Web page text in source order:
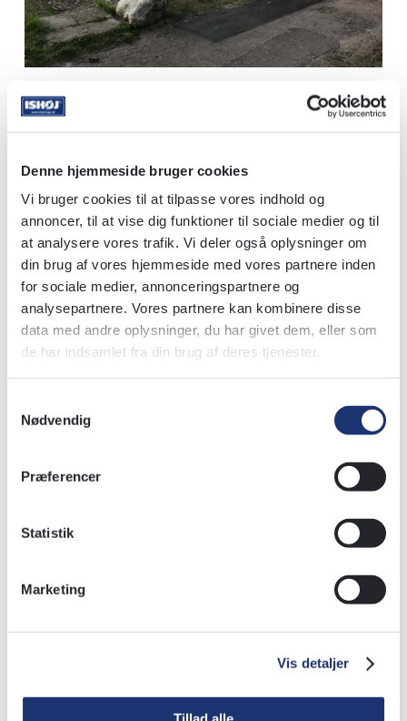
Denne hjemmeside bruger cookies
Vi bruger cookies til at tilpasse vores indhold og
annoncer, til at vise dig funktioner til sociale medier og til
at analysere vores trafik. Vi deler også oplysninger om
din brug af vores hjemmeside med vores partnere inden
for sociale medier, annonceringspartnere og
analysepartnere. Vores partnere kan kombinere disse
data med andre oplysninger, du har givet dem, eller som
de har indsamlet fra din brug af deres tjenester.
Nødvendig
Præferencer
Statistik
Marketing
Vis detaljer
ISHØJ HEGN A/S
CVR:87574318
E-mail: mail@ishoj-hegn.dk
Baldershøj 16, 2635 Ishøj
Fredag kl. 8.00-14.30